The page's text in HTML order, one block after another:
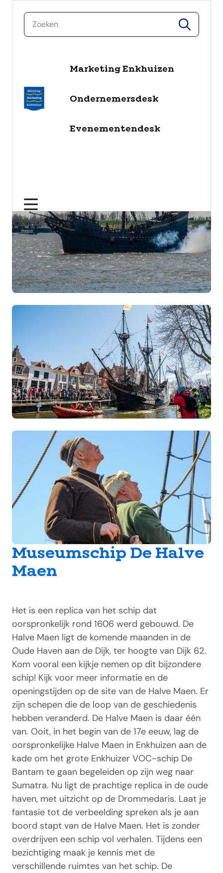
Marketing Enkhuizen
Ondernemersdesk
Evenementendesk
zoeken
zoeken
Museumschip De Halve
Maen
Het is een replica van het schip dat
oorspronkelijk rond 1606 werd gebouwd. De
Halve Maen ligt de komende maanden in de
Oude Haven aan de Dijk, ter hoogte van Dijk 62.
Kom vooral een kijkje nemen op dit bijzondere
schip! Kijk voor meer informatie en de
openingstijden op de site van de Halve Maen. Er
zijn schepen die de loop van de geschiedenis
hebben veranderd. De Halve Maen is daar één
van. Ooit, in het begin van de 17e eeuw, lag de
oorspronkelijke Halve Maen in Enkhuizen aan de
kade om het grote Enkhuizer VOC-schip De
Bantam te gaan begeleiden op zijn weg naar
Sumatra. Nu ligt de prachtige replica in de oude
haven, met uitzicht op de Drommedaris. Laat je
fantasie tot de verbeelding spreken als je aan
boord stapt van de Halve Maen. Het is zonder
overdrijven een schip vol verhalen. Tijdens een
bezichtiging maak je kennis met de
verschillende ruimtes van het schip. De